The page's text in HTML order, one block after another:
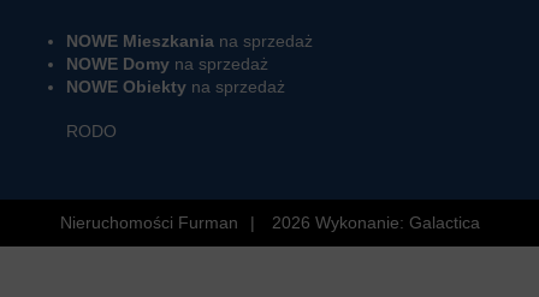
NOWE Mieszkania na sprzedaż
NOWE Domy na sprzedaż
NOWE Obiekty na sprzedaż
RODO
Nieruchomości Furman 2026 Wykonanie: Galactica